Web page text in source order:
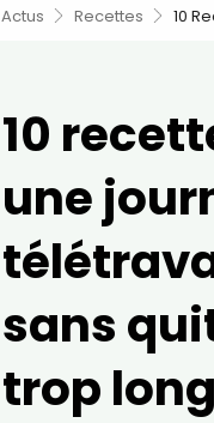
Actus Recettes 10
10
une
sans
trop